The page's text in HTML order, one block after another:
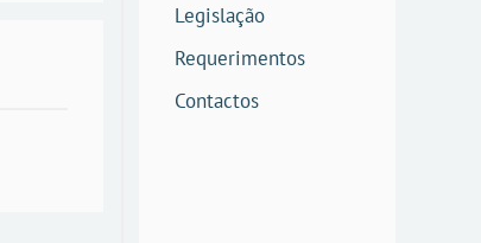
Legislação
Requerimentos
Contactos